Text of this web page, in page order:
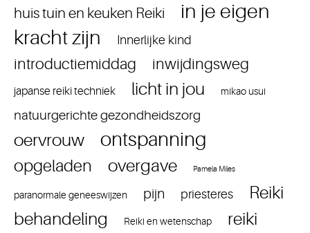
huis tuin en keuken Reiki
in je eigen
kracht zijn
Innerlijke kind
introductiemiddag inwijdingsweg
japanse reiki techniek licht in jou mikao usui
natuurgerichte gezondheidszorg
oervrouw ontspanning
opgeladen overgave Pamela Miles
paranormale geneeswijzen pijn priesteres
Reiki
behandeling
Reiki en wetenschap
reiki